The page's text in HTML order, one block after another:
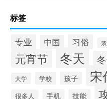
标签
专业 中国 习俗
元宵节 冬天
大学 学校 孩子 宋
很多人 手机 技能